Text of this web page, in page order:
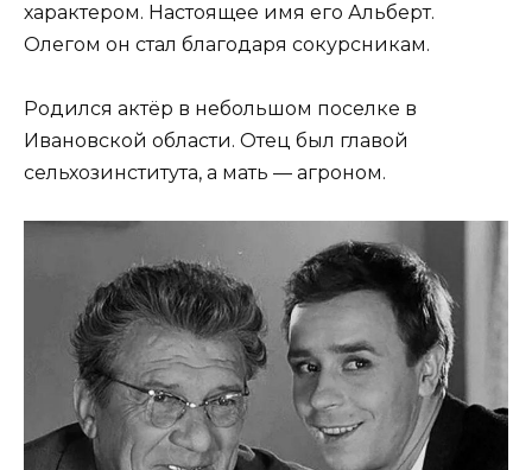
характером. Настоящее имя его Альберт.
Олегом он стал благодаря сокурсникам.
Родился актёр в небольшом поселке в
Ивановской области. Отец был главой
сельхозинститута, а мать — агроном.